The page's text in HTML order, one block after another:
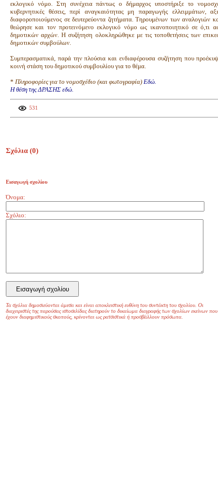
εκλογικό νόμο. Στη συνέχεια πάντως ο δήμαρχος υποστήριξε το
κυβερνητικές θέσεις, περί αναγκαιότητας μη παραγωγής ελλειμμάτων,
διαφοροποιούμενος σε δευτερεύοντα ζητήματα. Τηρουμένων των αναλογιών
θεώρησε και τον προτεινόμενο εκλογικό νόμο ως ικανοποιητικό σε ό,τι
δημοτικών αρχών. Η συζήτηση ολοκληρώθηκε με τις τοποθετήσεις των
δημοτικών συμβούλων.
Συμπερασματικά, παρά την πλούσια και ενδιαφέρουσα συζήτηση που
κοινή στάση του δημοτικού συμβουλίου για το θέμα.
* Πληροφορίες για το νομοσχέδιο (και φωτογραφία) Εδώ.
Η θέση της ΔΡΑΣΗΣ εδώ.
531
Σχόλια (0)
Εισαγωγή σχολίου
Όνομα:
Σχόλιο:
Τα σχόλια δημοσιεύονται άμεσα και είναι αποκλειστική ευθύνη του συντάκτη του σχολίου. Οι
διαχειριστές της παρούσας ιστοσελίδας διατηρούν το δικαίωμα διαγραφής των σχολίων εκείνων που
έχουν διαφημιστικούς σκοπούς, κρίνονται ως ρατσιστικά ή προσβάλλουν πρόσωπα.